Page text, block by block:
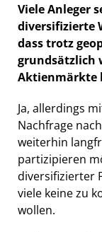
Viele Anleger
diversifizierte
dass trotz
grundsätzlich
Aktienmärkte
Ja, allerdings
Nachfrage
weiterhin
partizipieren
diversifizierter
viele keine zu
wollen.